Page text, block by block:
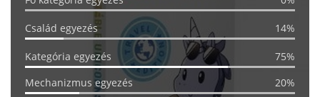
Család egyezés 14%
Kategória egyezés
75%
Mechanizmus egyezés
20%